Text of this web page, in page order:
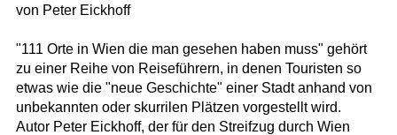
von Peter Eickhoff
"111 Orte in Wien die man gesehen haben muss" gehört
zu einer Reihe von Reiseführern, in denen Touristen so
etwas wie die "neue Geschichte" einer Stadt anhand von
unbekannten oder skurrilen Plätzen vorgestellt wird.
Autor Peter Eickhoff, der für den Streifzug durch Wien